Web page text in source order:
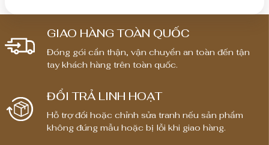
GIAO HÀNG TOÀN QUỐC
Đóng gói cẩn thận, vận chuyển an toàn đến tận
tay khách hàng trên toàn quốc.
ĐỔI TRẢ LINH HOẠT
Hỗ trợ đổi hoặc chỉnh sửa tranh nếu sản phẩm
không đúng mẫu hoặc bị lỗi khi giao hàng.